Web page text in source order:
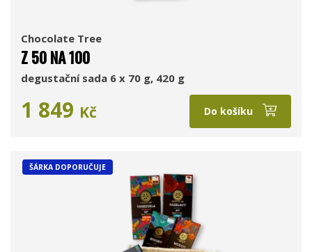
Chocolate Tree
Z 50 NA 100
degustační sada 6 x 70 g, 420 g
1 849 Kč Do košíku
ŠÁRKA DOPORUČUJE